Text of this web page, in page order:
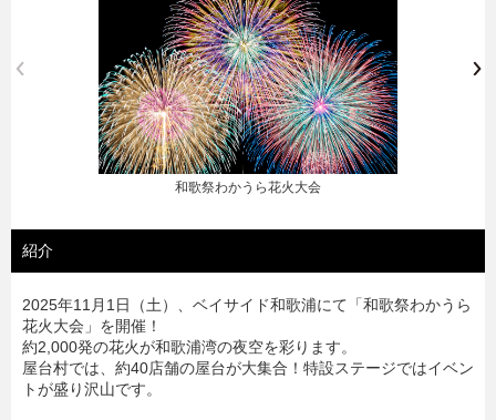
和歌祭わかうら花火大会
紹介
2025年11月1日（土）、ベイサイド和歌浦にて「和歌祭わかうら
花火大会」を開催！
約2,000発の花火が和歌浦湾の夜空を彩ります。
屋台村では、約40店舗の屋台が大集合！特設ステージではイベン
トが盛り沢山です。